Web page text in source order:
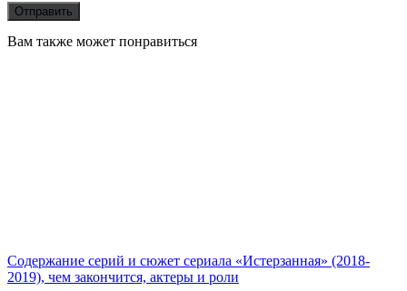
Вам также может понравиться
Содержание серий и сюжет сериала «Истерзанная» (2018-
2019), чем закончится, актеры и роли